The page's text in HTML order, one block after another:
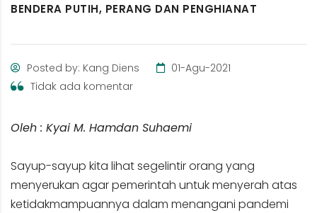
BENDERA PUTIH, PERANG DAN PENGHIANAT
Posted by: Kang Diens
01-Agu-2021
Tidak ada komentar
Oleh : Kyai M. Hamdan Suhaemi
Sayup-sayup kita lihat segelintir orang yang
menyerukan agar pemerintah untuk menyerah atas
ketidakmampuannya dalam menangani pandemi